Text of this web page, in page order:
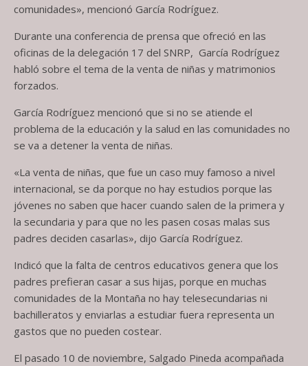
comunidades», mencionó García Rodríguez.
Durante una conferencia de prensa que ofreció en las
oficinas de la delegación 17 del SNRP, García Rodríguez
habló sobre el tema de la venta de niñas y matrimonios
forzados.
García Rodríguez mencionó que si no se atiende el
problema de la educación y la salud en las comunidades no
se va a detener la venta de niñas.
«La venta de niñas, que fue un caso muy famoso a nivel
internacional, se da porque no hay estudios porque las
jóvenes no saben que hacer cuando salen de la primera y
la secundaria y para que no les pasen cosas malas sus
padres deciden casarlas», dijo García Rodríguez.
Indicó que la falta de centros educativos genera que los
padres prefieran casar a sus hijas, porque en muchas
comunidades de la Montaña no hay telesecundarias ni
bachilleratos y enviarlas a estudiar fuera representa un
gastos que no pueden costear.
El pasado 10 de noviembre, Salgado Pineda acompañada